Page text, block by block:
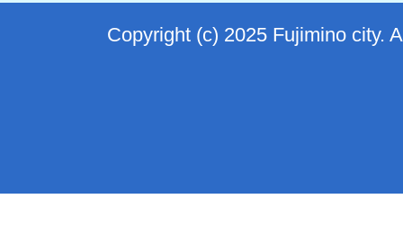
Copyright (c) 2025 Fujimino city.